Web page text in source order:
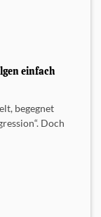
einfach
begegnet
Doch